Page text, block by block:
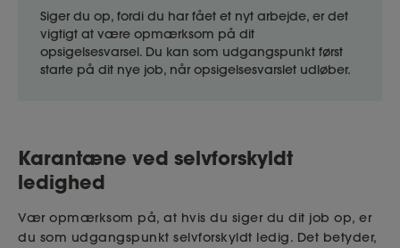
Siger du op, fordi du har fået et nyt arbejde, er det
vigtigt at være opmærksom på dit
opsigelsesvarsel. Du kan som udgangspunkt først
starte på dit nye job, når opsigelsesvarslet udløber.
Karantæne ved selvforskyldt
ledighed
Vær opmærksom på, at hvis du siger du dit job op, er
du som udgangspunkt selvforskyldt ledig. Det betyder,